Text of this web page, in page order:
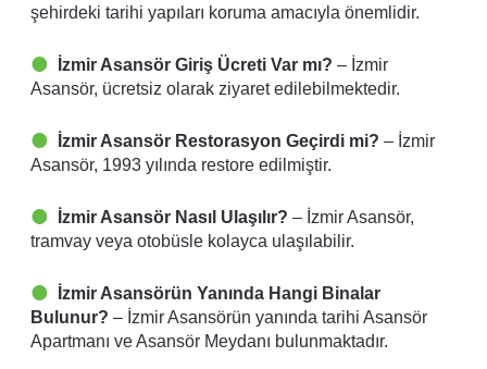
şehirdeki tarihi yapıları koruma amacıyla önemlidir.
İzmir Asansör Giriş Ücreti Var mı? – İzmir
Asansör, ücretsiz olarak ziyaret edilebilmektedir.
İzmir Asansör Restorasyon Geçirdi mi? – İzmir
Asansör, 1993 yılında restore edilmiştir.
İzmir Asansör Nasıl Ulaşılır? – İzmir Asansör,
tramvay veya otobüsle kolayca ulaşılabilir.
İzmir Asansörün Yanında Hangi Binalar
Bulunur? – İzmir Asansörün yanında tarihi Asansör
Apartmanı ve Asansör Meydanı bulunmaktadır.